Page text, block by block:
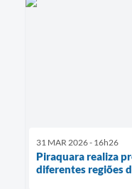
31 MAR 2026 - 16h26
Piraquara realiza
diferentes regiões